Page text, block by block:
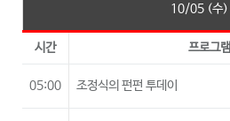
10/05 (수)
시간 프로그램
05:00 조정식의 펀펀 투데이